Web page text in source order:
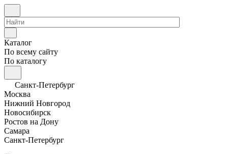
Каталог
По всему сайту
По каталогу
Санкт-Петербург
Москва
Нижний Новгород
Новосибирск
Ростов на Дону
Самара
Санкт-Петербург